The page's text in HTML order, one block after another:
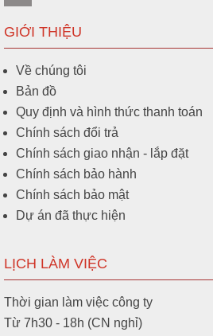
GIỚI THIỆU
Về chúng tôi
Bản đồ
Quy định và hình thức thanh toán
Chính sách đổi trả
Chính sách giao nhận - lắp đặt
Chính sách bảo hành
Chính sách bảo mật
Dự án đã thực hiện
LỊCH LÀM VIỆC
Thời gian làm việc công ty
Từ 7h30 - 18h (CN nghỉ)